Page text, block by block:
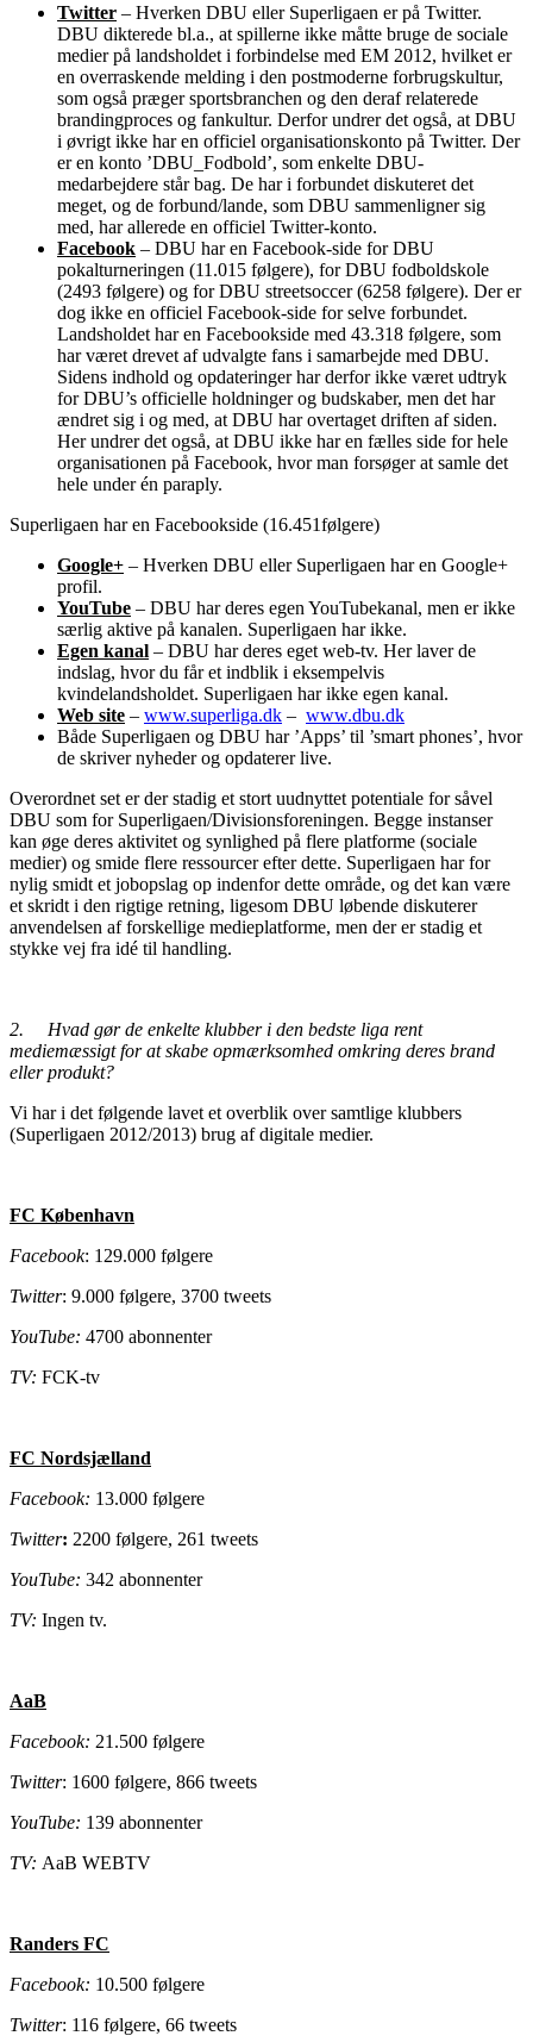
Twitter – Hverken DBU eller Superligaen er på Twitter.
DBU dikterede bl.a., at spillerne ikke måtte bruge de sociale
medier på landsholdet i forbindelse med EM 2012, hvilket er
en overraskende melding i den postmoderne forbrugskultur,
som også præger sportsbranchen og den deraf relaterede
brandingproces og fankultur. Derfor undrer det også, at DBU
i øvrigt ikke har en officiel organisationskonto på Twitter. Der
er en konto ’DBU_Fodbold’, som enkelte DBU-
medarbejdere står bag. De har i forbundet diskuteret det
meget, og de forbund/lande, som DBU sammenligner sig
med, har allerede en officiel Twitter-konto.
Facebook – DBU har en Facebook-side for DBU
pokalturneringen (11.015 følgere), for DBU fodboldskole
(2493 følgere) og for DBU streetsoccer (6258 følgere). Der er
dog ikke en officiel Facebook-side for selve forbundet.
Landsholdet har en Facebookside med 43.318 følgere, som
har været drevet af udvalgte fans i samarbejde med DBU.
Sidens indhold og opdateringer har derfor ikke været udtryk
for DBU’s officielle holdninger og budskaber, men det har
ændret sig i og med, at DBU har overtaget driften af siden.
Her undrer det også, at DBU ikke har en fælles side for hele
organisationen på Facebook, hvor man forsøger at samle det
hele under én paraply.
Superligaen har en Facebookside (16.451følgere)
Google+ – Hverken DBU eller Superligaen har en Google+
profil.
YouTube – DBU har deres egen YouTubekanal, men er ikke
særlig aktive på kanalen. Superligaen har ikke.
Egen kanal – DBU har deres eget web-tv. Her laver de
indslag, hvor du får et indblik i eksempelvis
kvindelandsholdet. Superligaen har ikke egen kanal.
Web site – www.superliga.dk – www.dbu.dk
Både Superligaen og DBU har ’Apps’ til ’smart phones’, hvor
de skriver nyheder og opdaterer live.
Overordnet set er der stadig et stort uudnyttet potentiale for såvel
DBU som for Superligaen/Divisionsforeningen. Begge instanser
kan øge deres aktivitet og synlighed på flere platforme (sociale
medier) og smide flere ressourcer efter dette. Superligaen har for
nylig smidt et jobopslag op indenfor dette område, og det kan være
et skridt i den rigtige retning, ligesom DBU løbende diskuterer
anvendelsen af forskellige medieplatforme, men der er stadig et
stykke vej fra idé til handling.
2. Hvad gør de enkelte klubber i den bedste liga rent
mediemæssigt for at skabe opmærksomhed omkring deres brand
eller produkt?
Vi har i det følgende lavet et overblik over samtlige klubbers
(Superligaen 2012/2013) brug af digitale medier.
FC København
Facebook: 129.000 følgere
Twitter: 9.000 følgere, 3700 tweets
YouTube: 4700 abonnenter
TV: FCK-tv
FC Nordsjælland
Facebook: 13.000 følgere
Twitter: 2200 følgere, 261 tweets
YouTube: 342 abonnenter
TV: Ingen tv.
AaB
Facebook: 21.500 følgere
Twitter: 1600 følgere, 866 tweets
YouTube: 139 abonnenter
TV: AaB WEBTV
Randers FC
Facebook: 10.500 følgere
Twitter: 116 følgere, 66 tweets